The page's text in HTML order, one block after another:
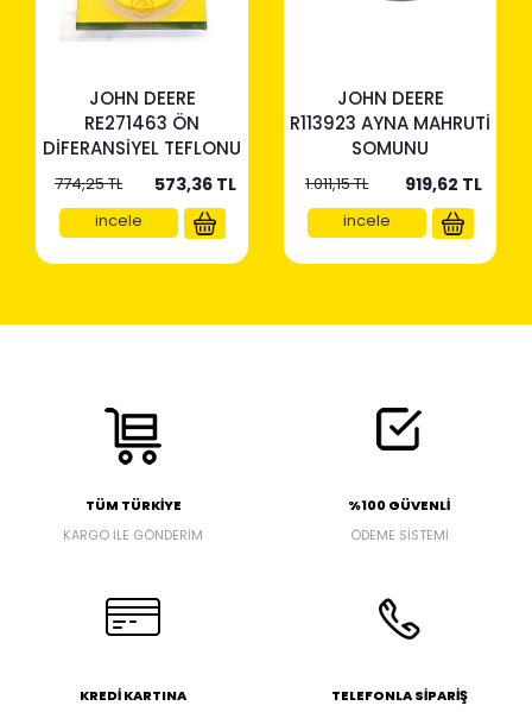
JOHN DEERE
RE271463 ÖN
DİFERANSİYEL TEFLONU
774,25 TL 573,36 TL
incele
JOHN DEERE
R113923 AYNA MAHRUTİ
SOMUNU
1.011,15 TL 919,62 TL
incele
TÜM TÜRKİYE
KARGO İLE GÖNDERİM
%100 GÜVENLİ
ÖDEME SİSTEMİ
KREDİ KARTINA
TELEFONLA SİPARİŞ